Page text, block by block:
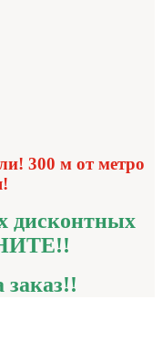
300 м от метро
дисконтных
заказ!!